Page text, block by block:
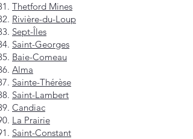
Thetford Mines
Rivière-du-Loup
Sept-Îles
Saint-Georges
Baie-Comeau
Alma
Sainte-Thérèse
Saint-Lambert
Candiac
La Prairie
Saint-Constant